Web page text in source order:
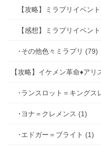
【攻略】ミラプリイベン
【感想】ミラプリイベン
･その他色々ミラプリ (79)
【攻略】イケメン革命♦ア
･ランスロット＝キングス
･ヨナ＝クレメンス (1)
･エドガー＝ブライト (1)